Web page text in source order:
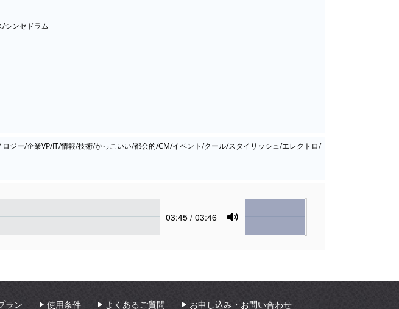
/シンセドラム
ジー/企業VP/IT/情報/技術/かっこいい/都会的/CM/イベント/クール/スタイリッシュ/エレクトロ/
Current
03:45 / 03:46
Mute
Volume
ラン 使用条件 よくあるご質問 お申し込み・お問い合わせ